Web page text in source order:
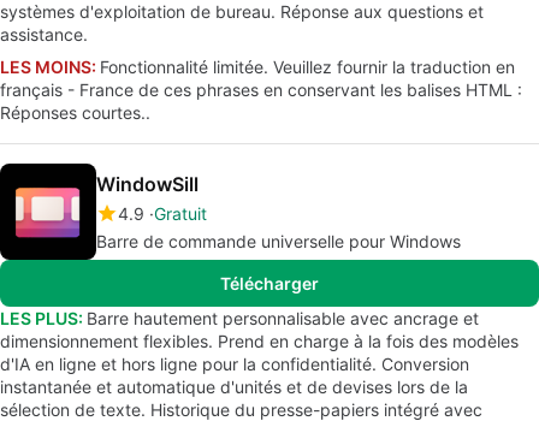
systèmes d'exploitation de bureau. Réponse aux questions et
assistance.
LES MOINS: Fonctionnalité limitée. Veuillez fournir la traduction en
français - France de ces phrases en conservant les balises HTML :
Réponses courtes..
WindowSill
4.9 Gratuit
Barre de commande universelle pour Windows
Télécharger
LES PLUS: Barre hautement personnalisable avec ancrage et
dimensionnement flexibles. Prend en charge à la fois des modèles
d'IA en ligne et hors ligne pour la confidentialité. Conversion
instantanée et automatique d'unités et de devises lors de la
sélection de texte. Historique du presse-papiers intégré avec